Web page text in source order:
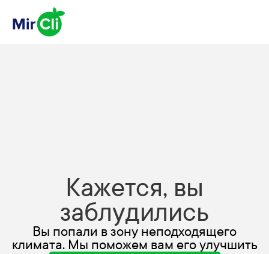
Кажется, вы
заблудились
Вы попали в зону неподходящего
климата. Мы поможем вам его улучшить